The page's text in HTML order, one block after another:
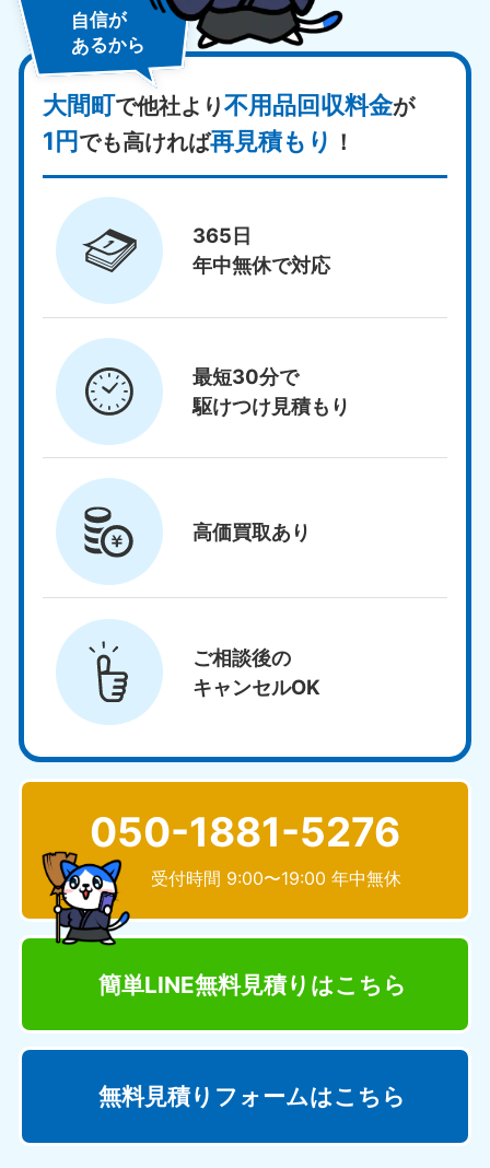
自信が
あるから
大間町で他社より不用品回収料金が
1円でも高ければ再見積もり ！
365日
年中無休で対応
最短30分で
駆けつけ見積もり
高価買取あり
ご相談後の
キャンセルOK
050-1881-5276
受付時間 9:00〜19:00 年中無休
簡単LINE無料見積り はこちら
無料見積りフォームはこちら